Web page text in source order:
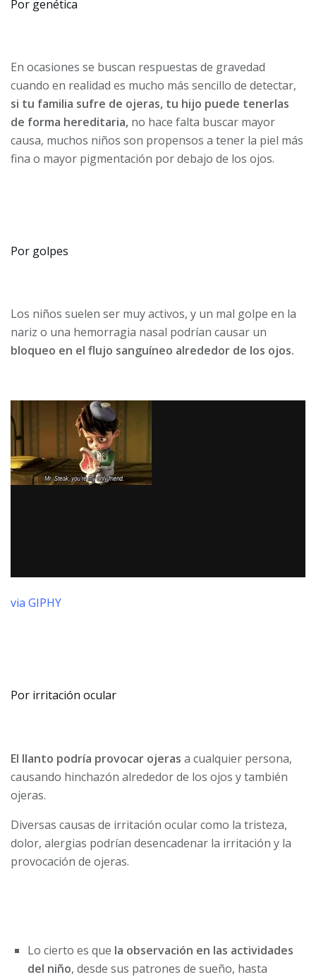
Por genética
En ocasiones se buscan respuestas de gravedad
cuando en realidad es mucho más sencillo de detectar,
si tu familia sufre de ojeras, tu hijo puede tenerlas
de forma hereditaria, no hace falta buscar mayor
causa, muchos niños son propensos a tener la piel más
fina o mayor pigmentación por debajo de los ojos.
Por golpes
Los niños suelen ser muy activos, y un mal golpe en la
nariz o una hemorragia nasal podrían causar un
bloqueo en el flujo sanguíneo alrededor de los ojos.
via GIPHY
Por irritación ocular
El llanto podría provocar ojeras a cualquier persona,
causando hinchazón alrededor de los ojos y también
ojeras.
Diversas causas de irritación ocular como la tristeza,
dolor, alergias podrían desencadenar la irritación y la
provocación de ojeras.
Lo cierto es que la observación en las actividades
del niño, desde sus patrones de sueño, hasta